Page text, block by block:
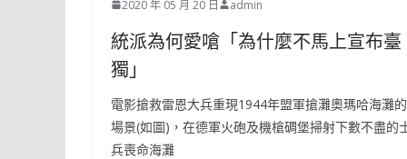
2020 年 05 月 20 日 admin
統派為何愛嗆「為什麼不馬上宣布臺
獨」
電影搶救雷恩大兵重現1944年盟軍搶灘奧瑪哈海灘的
場景(如圖)，在德軍火砲及機槍碉堡掃射下數不盡的
兵喪命海灘